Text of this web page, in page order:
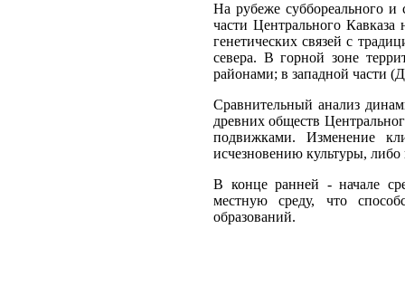
На рубеже суббореального и
части Центрального Кавказа
генетических связей с
севера. В горной зоне
районами; в западной части
Сравнительный анализ
древних обществ
подвижками. Изменение
исчезновению культуры,
В конце ранней - начале
местную среду, что
образований.